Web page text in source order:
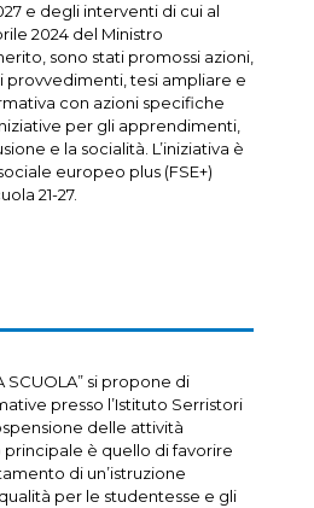
e degli interventi di cui al
2024 del Ministro
sono stati promossi azioni,
provvedimenti, tesi ampliare e
con azioni specifiche
per gli apprendimenti,
e la socialità. L’iniziativa è
europeo plus (FSE+)
21-27.
SCUOLA” si propone di
presso l’Istituto Serristori
delle attività
principale è quello di favorire
di un’istruzione
per le studentesse e gli